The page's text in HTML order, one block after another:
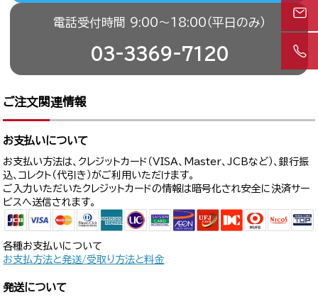
電話受付時間 9:00〜18:00（平日のみ）
03-3369-7120
ご注文関連情報
お支払いについて
お支払い方法は、クレジットカード（VISA、Master、JCBなど）、銀行振
込、コレクト（代引き）がご利用いただけます。
ご入力いただいたクレジットカードの情報は暗号化され安全に決済サー
ビスへ送信されます。
各種お支払いについて
お支払方法と発送/受取り方法と料金
発送について